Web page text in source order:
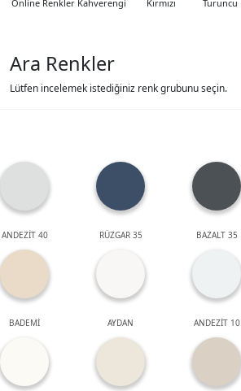
Online Renkler Kahverengi Kırmızı Turuncu
Ara Renkler
Lütfen incelemek istediğiniz renk grubunu seçin.
ANDEZİT 40 RÜZGAR 35 BAZALT 35
BADEMİ AYDAN ANDEZİT 10